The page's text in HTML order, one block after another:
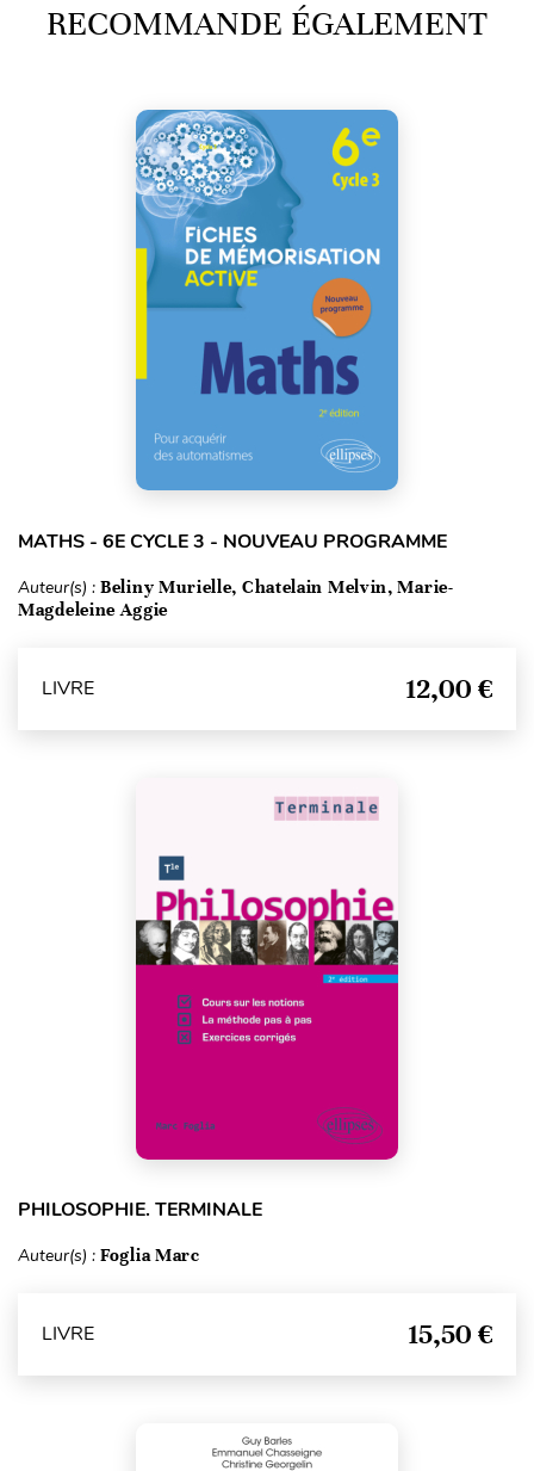
RECOMMANDE ÉGALEMENT
MATHS - 6E CYCLE 3 - NOUVEAU PROGRAMME
Auteur(s) : Beliny Murielle, Chatelain Melvin, Marie-
Magdeleine Aggie
LIVRE 12,00 €
PHILOSOPHIE. TERMINALE
Auteur(s) : Foglia Marc
LIVRE 15,50 €